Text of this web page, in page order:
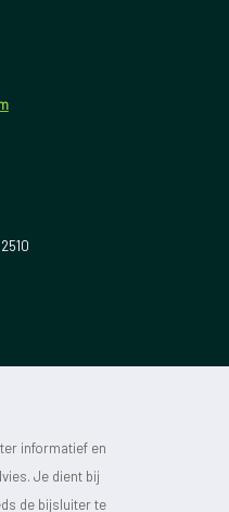
ziekte;
uit de weg
informatief en
Je dient bij
de bijsluiter te